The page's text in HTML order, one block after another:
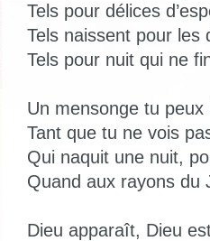
Tels pour délices
Tels naissent pour les
Tels pour nuit qui ne
Un mensonge tu peux
Tant que tu ne vois
Qui naquit une nuit,
Quand aux rayons du
Dieu apparaît, Dieu